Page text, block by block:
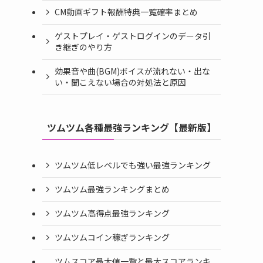
CM動画ギフト報酬特典一覧確率まとめ
ゲストプレイ・ゲストログインのデータ引
き継ぎのやり方
効果音や曲(BGM)ボイスが流れない・出な
い・聞こえない場合の対処法と原因
ツムツム各種最強ランキング【最新版】
ツムツム低レベルでも強い最強ランキング
ツムツム最強ランキングまとめ
ツムツム高得点最強ランキング
ツムツムコイン稼ぎランキング